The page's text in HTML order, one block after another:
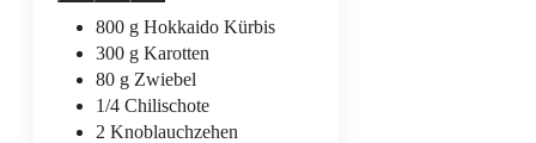
800 g Hokkaido Kürbis
300 g Karotten
80 g Zwiebel
1/4 Chilischote
2 Knoblauchzehen